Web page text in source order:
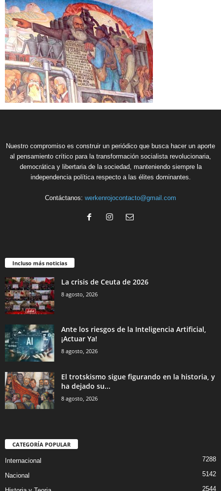
Nuestro compromiso es construir un periódico que busca hacer un aporte
al pensamiento crítico para la transformación socialista revolucionaria,
democrática y libertaria de la sociedad, manteniendo siempre la
independencia política respecto a las élites dominantes.
Contáctanos: werkenrojocontacto@gmail.com
Incluso más noticias
La crisis de Ceuta de 2026
8 agosto, 2026
Ante los riesgos de la Inteligencia Artificial,
¡Actuar Ya!
8 agosto, 2026
El trotskismo sigue figurando en la historia, y
ha dejado su...
8 agosto, 2026
CATEGORÍA POPULAR
Internacional 7288
Nacional 5142
2544